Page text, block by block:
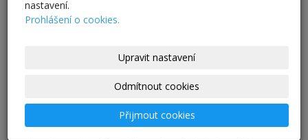
nastavení.
Prohlášení o cookies.
Upravit nastavení
Odmítnout cookies
Přijmout cookies